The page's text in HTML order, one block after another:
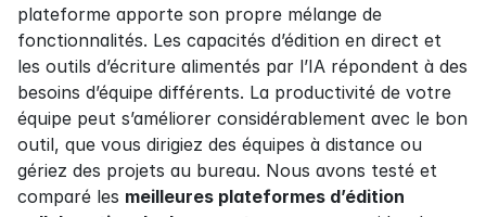
plateforme apporte son propre mélange de
fonctionnalités. Les capacités d’édition en direct et
les outils d’écriture alimentés par l’IA répondent à des
besoins d’équipe différents. La productivité de votre
équipe peut s’améliorer considérablement avec le bon
outil, que vous dirigiez des équipes à distance ou
gériez des projets au bureau. Nous avons testé et
comparé les meilleures plateformes d’édition